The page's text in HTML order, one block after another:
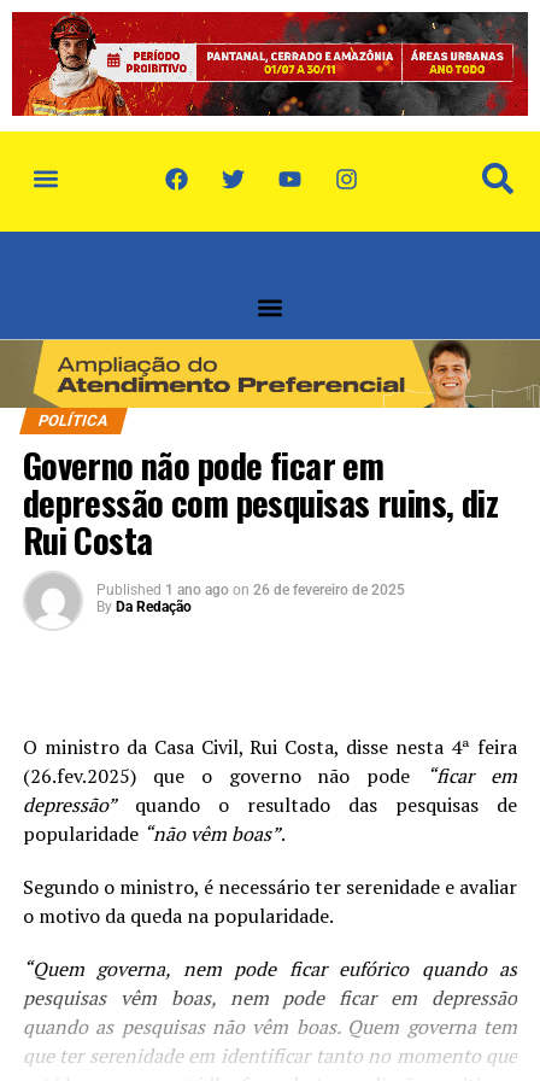
POLÍTICA
Governo não pode ficar em
depressão com pesquisas ruins, diz
Rui Costa
Published 1 ano ago on 26 de fevereiro de 2025
By Da Redação
O ministro da Casa Civil, Rui Costa, disse nesta 4ª feira
(26.fev.2025) que o governo não pode
“ficar em
depressão”quando o resultado das pesquisas de
popularidade “não vêm boas”.
Segundo o ministro, é necessário ter serenidade e avaliar
o motivo da queda na popularidade.
“Quem governa, nem pode ficar eufórico quando as
pesquisas vêm boas, nem pode ficar em depressão
quando as pesquisas não vêm boas. Quem governa tem
que ter serenidade em identificar tanto no momento que